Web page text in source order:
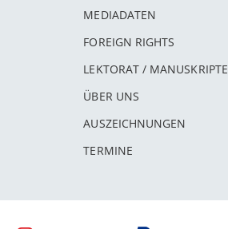
MEDIADATEN
FOREIGN RIGHTS
LEKTORAT / MANUSKRIPTE
ÜBER UNS
AUSZEICHNUNGEN
TERMINE